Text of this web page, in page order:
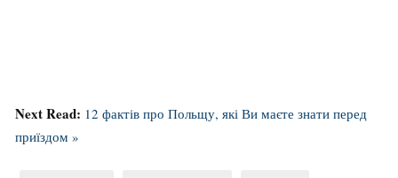
Next Read: 12 фактів про Польщу, які Ви маєте знати перед
приїздом »